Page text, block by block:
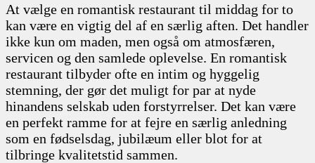
At vælge en romantisk restaurant til middag for to
kan være en vigtig del af en særlig aften. Det handler
ikke kun om maden, men også om atmosfæren,
servicen og den samlede oplevelse. En romantisk
restaurant tilbyder ofte en intim og hyggelig
stemning, der gør det muligt for par at nyde
hinandens selskab uden forstyrrelser. Det kan være
en perfekt ramme for at fejre en særlig anledning
som en fødselsdag, jubilæum eller blot for at
tilbringe kvalitetstid sammen.